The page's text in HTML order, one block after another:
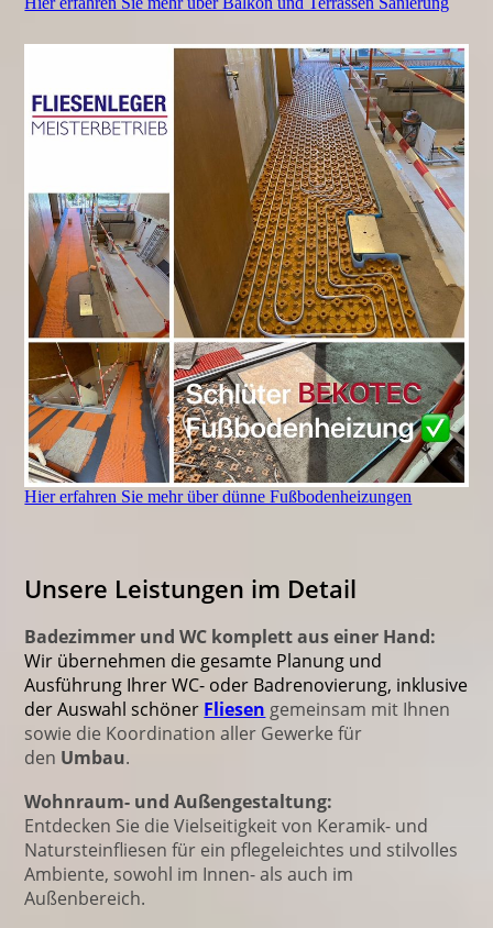
Hier erfahren Sie mehr über dünne Fußbodenheizungen
Unsere Leistungen im Detail
Badezimmer und WC komplett aus einer Hand:
Wir übernehmen die gesamte Planung und
Ausführung Ihrer WC- oder Badrenovierung, inklusive
der Auswahl schöner Fliesen gemeinsam mit Ihnen
sowie die Koordination aller Gewerke für
den Umbau.
Wohnraum- und Außengestaltung:
Entdecken Sie die Vielseitigkeit von Keramik- und
Natursteinfliesen für ein pflegeleichtes und stilvolles
Ambiente, sowohl im Innen- als auch im
Außenbereich.